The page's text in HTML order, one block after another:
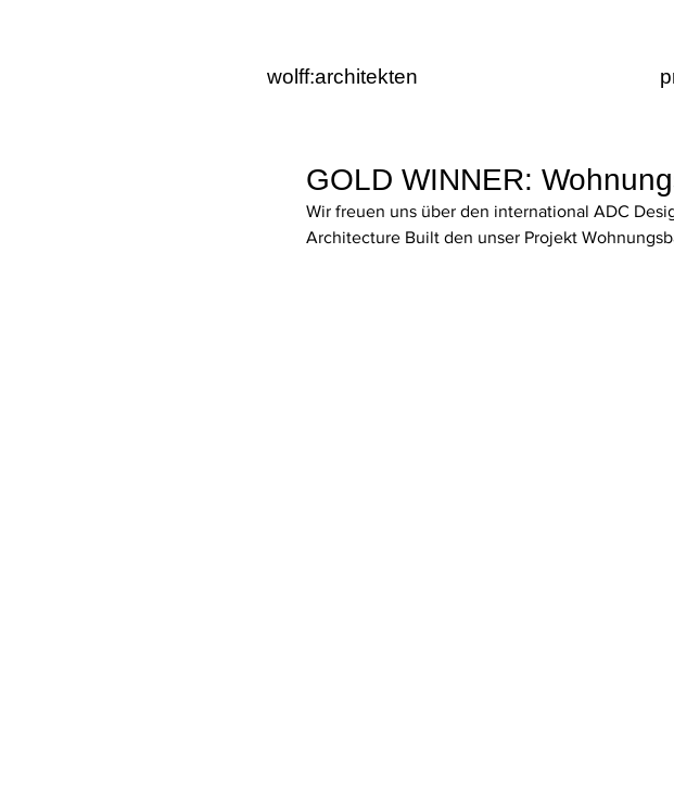
wolff:architekten
GOLD WINNER:
Wir freuen uns über den international ADC
Architecture Built den unser Projekt